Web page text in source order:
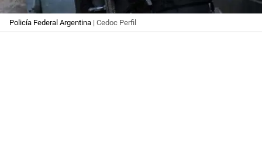
Policía Federal Argentina | Cedoc Perfil